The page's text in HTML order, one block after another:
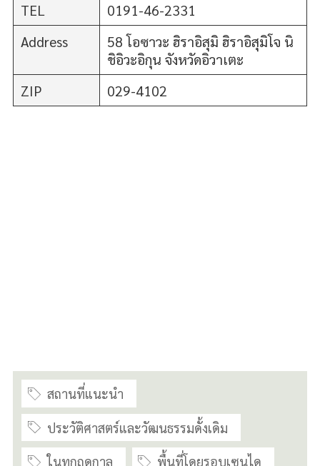
TEL
0191-46-2331
Address
58 โอซาวะ ฮิราอิสุมิ ฮิราอิสุมิโจ นิ
ชิอิวะอิกุน จังหวัดอิวาเตะ
ZIP
029-4102
สถานที่แนะนำ
ประวัติศาสตร์และวัฒนธรรมดั้งเดิม
ในทุกฤดูกาล พื้นที่โดยรอบเซนได